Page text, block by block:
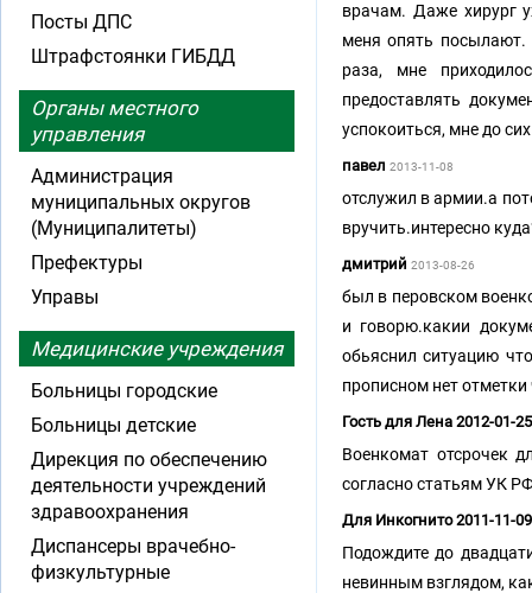
врачам. Даже хирург
меня опять посылают.
раза, мне
предоставлять
успокоиться, мне до
павел 2013-11-08
отслужил в армии.а
вручить.интересно
дмитрий 2013-08-26
был в перовском
и говорю.какии
обьяснил ситуацию
прописном нет отметки
Гость для Лена 2012-01-
Военкомат отсрочек
согласно статьям УК
Для Инкогнито 2011-11-
Подождите до
невинным взглядом,
Посты ДПС
Штрафстоянки ГИБДД
Органы местного
управления
Администрация
муниципальных округов
(Муниципалитеты)
Префектуры
Управы
Медицинские учреждения
Больницы городские
Больницы детские
Дирекция по обеспечению
деятельности учреждений
здравоохранения
Диспансеры врачебно-
физкультурные